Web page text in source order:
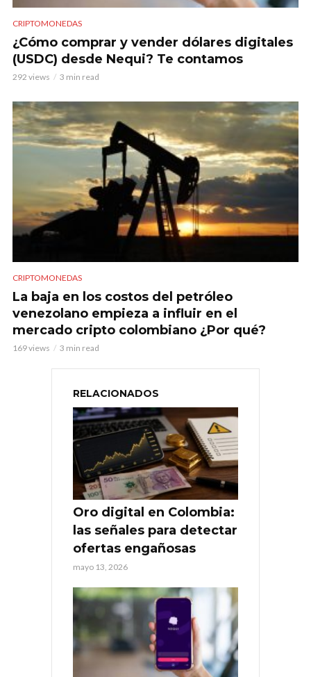
CRIPTOMONEDAS
¿Cómo comprar y vender dólares digitales
(USDC) desde Nequi? Te contamos
292 views 3 min read
CRIPTOMONEDAS
La baja en los costos del petróleo
venezolano empieza a influir en el
mercado cripto colombiano ¿Por qué?
169 views 3 min read
RELACIONADOS
Oro digital en Colombia:
las señales para detectar
ofertas engañosas
mayo 13, 2026